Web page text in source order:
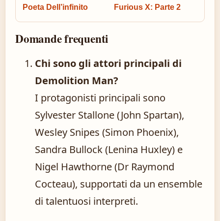
Poeta Dell’infinito Furious X: Parte 2
Domande frequenti
Chi sono gli attori principali di
Demolition Man?
I protagonisti principali sono
Sylvester Stallone (John Spartan),
Wesley Snipes (Simon Phoenix),
Sandra Bullock (Lenina Huxley) e
Nigel Hawthorne (Dr Raymond
Cocteau), supportati da un ensemble
di talentuosi interpreti.